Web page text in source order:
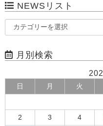
NEWSリスト
月別検索
日 月 火
2 3 4